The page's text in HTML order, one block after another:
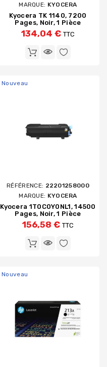
MARQUE: KYOCERA
Kyocera TK 1140, 7200
Pages, Noir, 1 Pièce
134,04 € TTC
Nouveau
RÉFÉRENCE: 22201258000
MARQUE: KYOCERA
Kyocera 1T0C0Y0NL1, 14500
Pages, Noir, 1 Pièce
156,58 € TTC
Nouveau